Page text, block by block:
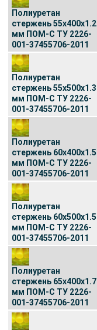
Полиуретан
стержень 55x400x1.2
мм ПОМ-С ТУ 2226-
001-37455706-2011
Полиуретан
стержень 55x500x1.3
мм ПОМ-С ТУ 2226-
001-37455706-2011
Полиуретан
стержень 60x400x1.5
мм ПОМ-С ТУ 2226-
001-37455706-2011
Полиуретан
стержень 60x500x1.5
мм ПОМ-С ТУ 2226-
001-37455706-2011
Полиуретан
стержень 65x400x1.7
мм ПОМ-С ТУ 2226-
001-37455706-2011